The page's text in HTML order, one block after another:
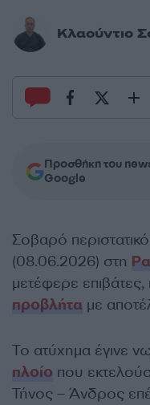
Κλαούντιο
Προσθήκη του
Google
Σοβαρό
(08.06.2026) στη
μετέφερε
προβλήτα με
Το ατύχημα έγινε
πλοίο που
Τήνος – Άνδρος